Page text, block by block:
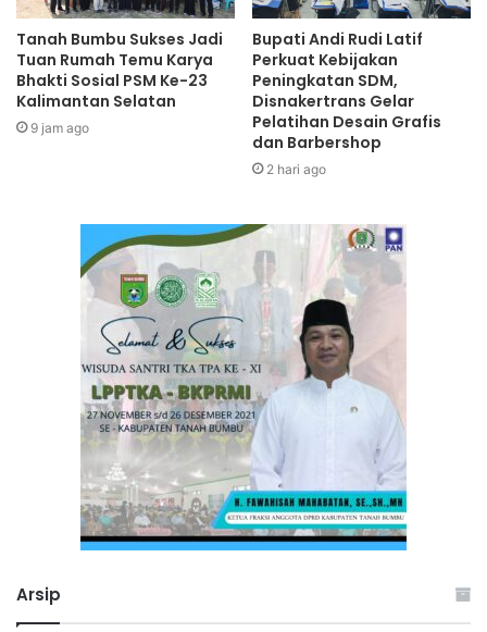
Tanah Bumbu Sukses Jadi
Tuan Rumah Temu Karya
Bhakti Sosial PSM Ke-23
Kalimantan Selatan
9 jam ago
Bupati Andi Rudi Latif
Perkuat Kebijakan
Peningkatan SDM,
Disnakertrans Gelar
Pelatihan Desain Grafis
dan Barbershop
2 hari ago
Arsip